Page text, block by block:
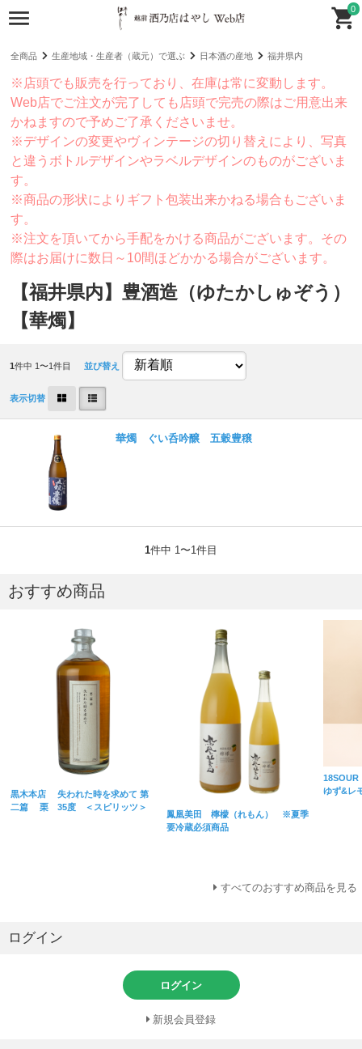
0
全商品 生産地域・生産者（蔵元）で選ぶ 日本酒の産地 福井県内
※店頭でも販売を行っており、在庫は常に変動します。
Web店でご注文が完了しても店頭で完売の際はご用意出来
かねますので予めご了承くださいませ。
※デザインの変更やヴィンテージの切り替えにより、写真
と違うボトルデザインやラベルデザインのものがございま
す。
※商品の形状によりギフト包装出来かねる場合もございま
す。
※注文を頂いてから手配をかける商品がございます。その
際はお届けに数日～10間ほどかかる場合がございます。
【福井県内】豊酒造（ゆたかしゅぞう）
【華燭】
1件中 1〜1件目 並び替え
表示切替
華燭 ぐい呑吟醸 五穀豊穣
1件中 1〜1件目
おすすめ商品
黒木本店 失われた時を求めて 第
二篇 栗 35度 ＜スピリッツ＞
鳳凰美田 檸檬（れもん） ※夏季
要冷蔵必須商品
ゆず&レ
すべてのおすすめ商品を見る
ログイン
ログイン
新規会員登録